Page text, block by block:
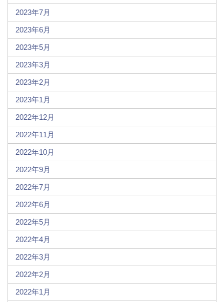
2023年7月
2023年6月
2023年5月
2023年3月
2023年2月
2023年1月
2022年12月
2022年11月
2022年10月
2022年9月
2022年7月
2022年6月
2022年5月
2022年4月
2022年3月
2022年2月
2022年1月